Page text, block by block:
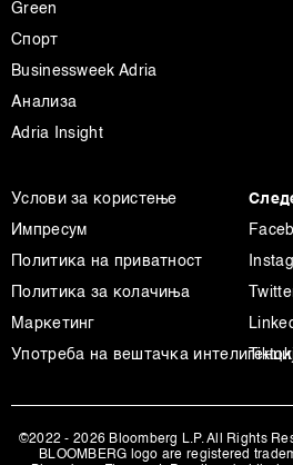
Green
Спорт
Businessweek Adria
Анализа
Adria Insight
Услови за користење
Импресум
Политика на приватност
Политика за колачиња
Маркетинг
Употреба на вештачка
Tiktok
©2022 - 2026 Bloomberg L.P. All Rights
BLOOMBERG logo are registered